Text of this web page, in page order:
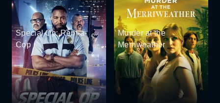
Special Op: Rent-a-
Cop
Murder at the
Merriweather